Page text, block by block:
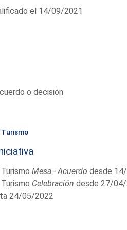
el 14/09/2021
o decisión
Turismo
Mesa - Acuerdo desde
Celebración desde 27/
24/05/2022